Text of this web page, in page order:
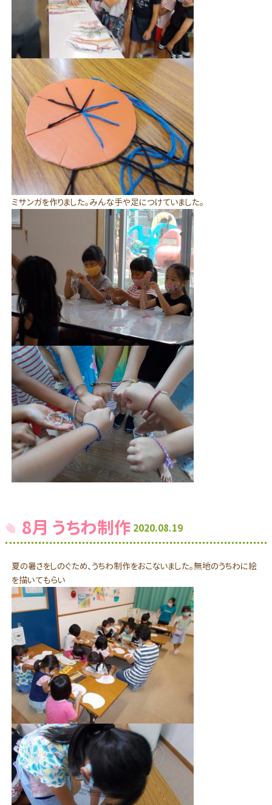
ミサンガを作りました。みんな手や足につけていました。
8月 うちわ制作 2020.08.19
夏の暑さをしのぐため、うちわ制作をおこないました。無地のうちわに絵
を描いてもらい